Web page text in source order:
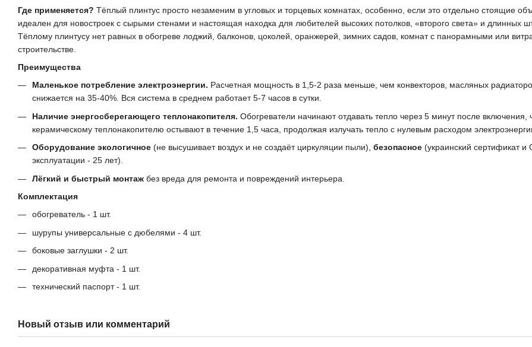
Где применяется? Тёплый плинтус просто незаменим в угловых и торцевых комнатах, особенно, если это отдельно стоящие
идеален для новостроек с сырыми стенами и настоящая находка для любителей высоких потолков, «второго света» и длинных
Тёплому плинтусу нет равных в обогреве лоджий, балконов, цоколей, оранжерей, зимних садов, комнат с панорамными или
строительстве.
Преимущества
Маленькое потребление электроэнергии. Расчетная мощность в 1,5-2 раза меньше, чем конвекторов, масляных
снижается на 35-40%. Вся система в среднем работает 5-7 часов в сутки.
Наличие энергосберегающего теплонакопителя. Обогреватели начинают отдавать тепло через 5 минут после
керамическому теплонакопителю остывают в течение 1,5 часа, продолжая излучать тепло с нулевым расходом
Оборудование экологичное (не высушивает воздух и не создаёт циркуляции пыли), безопасное (украинский сертификат и
эксплуатации - 25 лет).
Лёгкий и быстрый монтаж без вреда для ремонта и повреждений интерьера.
Комплектация
обогреватель - 1 шт.
шурупы универсальные с дюбелями - 4 шт.
боковые заглушки - 2 шт.
декоративная муфта - 1 шт.
технический паспорт - 1 шт.
Новый отзыв или комментарий